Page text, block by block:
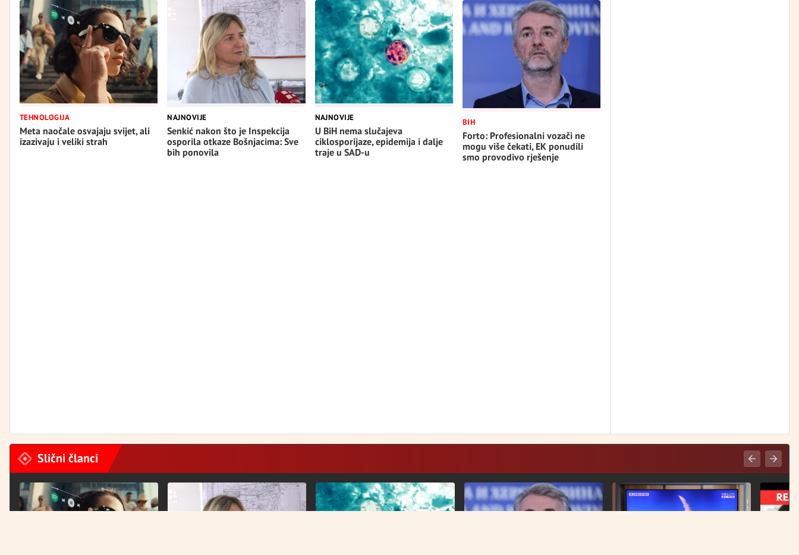
TEHNOLOGIJA
Meta naočale osvajaju svijet, ali
izazivaju i veliki strah
NAJNOVIJE
Senkić nakon što je Inspekcija
osporila otkaze Bošnjacima: Sve
bih ponovila
NAJNOVIJE
U BiH nema slučajeva
ciklosporijaze, epidemija i dalje
traje u SAD-u
BIH
Forto: Profesionalni vozači ne
mogu više čekati, EK ponudili
smo provodivo rješenje
Slični članci